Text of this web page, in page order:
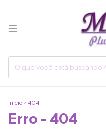
Início > 404
Erro - 404